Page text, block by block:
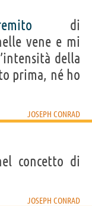
di
vene e mi
della
prima, né ho
JOSEPH CONRAD
concetto di
JOSEPH CONRAD